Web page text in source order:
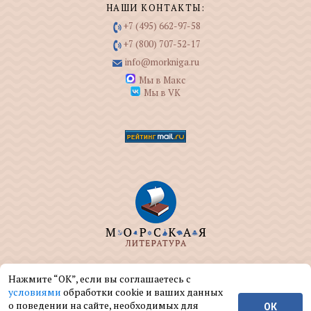
НАШИ КОНТАКТЫ:
+7 (495) 662-97-58
+7 (800) 707-52-17
info@morkniga.ru
Мы в Макс
Мы в VK
ООО "МОРКНИГА" занимается изданием и
реализацией книг на морскую тематику.
Нажмите “ОК”, если вы соглашаетесь с
условиями обработки cookie и ваших данных
о поведении на сайте, необходимых для
ОК